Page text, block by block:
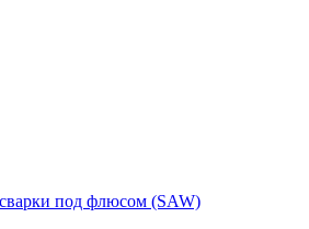
под флюсом (SAW)